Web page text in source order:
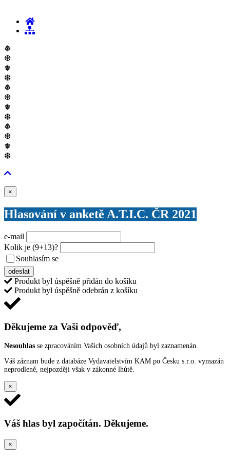
❅
❆
❅
❆
❅
❆
❅
❆
❅
❆
❅
❆
×
Hlasování v anketě A.T.I.C. ČR 2021
e-mail
Kolik je (9+13)?
Souhlasím se
odeslat
Produkt byl úspěšně přidán do košíku
Produkt byl úspěšně odebrán z košíku
Děkujeme za Vaši odpověď,
Nesouhlas se zpracováním Vašich osobních údajů byl zaznamenán.
Váš záznam bude z databáze Vydavatelstvím KAM po Česku s.r.o. vymazán
neprodleně, nejpozději však v zákonné lhůtě.
×
Váš hlas byl započítán. Děkujeme.
×